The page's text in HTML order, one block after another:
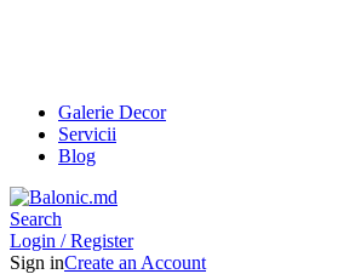
Galerie Decor
Servicii
Blog
Search
Login / Register
Sign inCreate an Account